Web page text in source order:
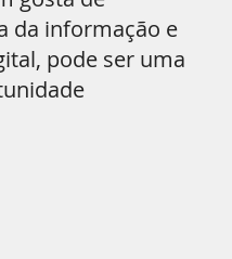
da informação e
pode ser uma